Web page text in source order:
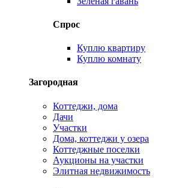
Спрос
Куплю квартиру
Куплю комнату
Загородная
Коттеджи, дома
Дачи
Участки
Дома, коттеджи у озера
Коттеджные поселки
Аукционы на участки
Элитная недвижимость